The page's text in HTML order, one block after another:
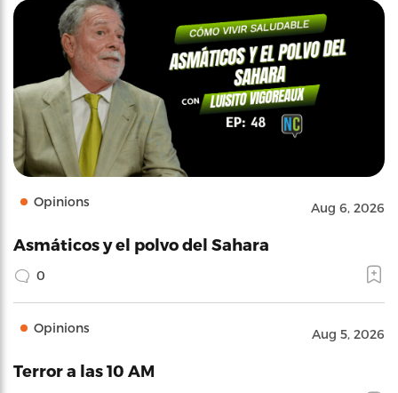
Opinions Aug 6, 2026
Asmáticos y el polvo del Sahara
0
Opinions Aug 5, 2026
Terror a las 10 AM